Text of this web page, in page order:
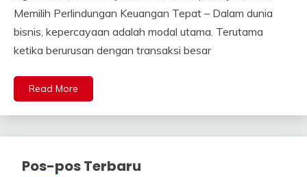
Memilih Perlindungan Keuangan Tepat – Dalam dunia
bisnis, kepercayaan adalah modal utama. Terutama
ketika berurusan dengan transaksi besar
Read More
Pos-pos Terbaru